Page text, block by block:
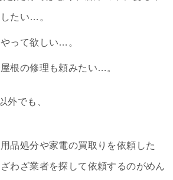
たい…。
って欲しい…。
根の修理も頼みたい…。
外でも、
品処分や家電の買取りを依頼した
わざ業者を探して依頼するのがめん